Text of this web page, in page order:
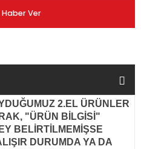
Ver
2.EL ÜRÜNLER
"ÜRÜN BİLGİSİ"
BELİRTİLMEMİŞSE
DURUMDA YA DA